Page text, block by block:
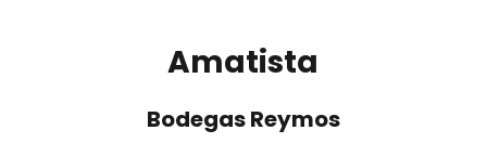
Amatista
Bodegas Reymos